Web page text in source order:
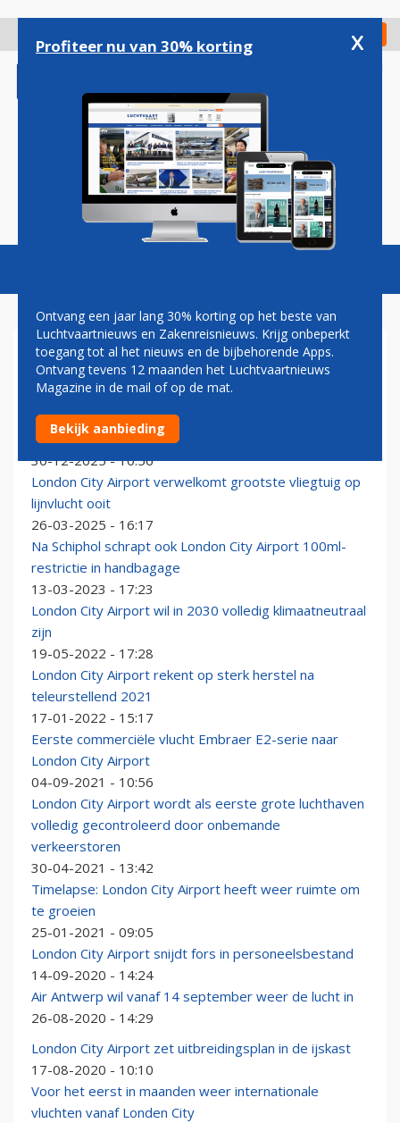
gaan
Check in
Magazine Podcasts Vacatures
LONDON CITY AIRPORT
Ook op London City airport moet je gaan betalen voor
afzetten passagier
30-12-2025 - 10:56
London City Airport verwelkomt grootste vliegtuig op
lijnvlucht ooit
26-03-2025 - 16:17
Na Schiphol schrapt ook London City Airport 100ml-
restrictie in handbagage
13-03-2023 - 17:23
London City Airport wil in 2030 volledig klimaatneutraal
zijn
19-05-2022 - 17:28
London City Airport rekent op sterk herstel na
teleurstellend 2021
17-01-2022 - 15:17
Eerste commerciële vlucht Embraer E2-serie naar
London City Airport
04-09-2021 - 10:56
London City Airport wordt als eerste grote luchthaven
volledig gecontroleerd door onbemande
verkeerstoren
30-04-2021 - 13:42
Timelapse: London City Airport heeft weer ruimte om
te groeien
25-01-2021 - 09:05
London City Airport snijdt fors in personeelsbestand
14-09-2020 - 14:24
Air Antwerp wil vanaf 14 september weer de lucht in
26-08-2020 - 14:29
London City Airport zet uitbreidingsplan in de ijskast
17-08-2020 - 10:10
Voor het eerst in maanden weer internationale
vluchten vanaf Londen City
Profiteer nu van 30% korting x
Ontvang een jaar lang 30% korting op het beste van
Luchtvaartnieuws en Zakenreisnieuws. Krijg onbeperkt
toegang tot al het nieuws en de bijbehorende Apps.
Ontvang tevens 12 maanden het Luchtvaartnieuws
Magazine in de mail of op de mat.
Bekijk aanbieding